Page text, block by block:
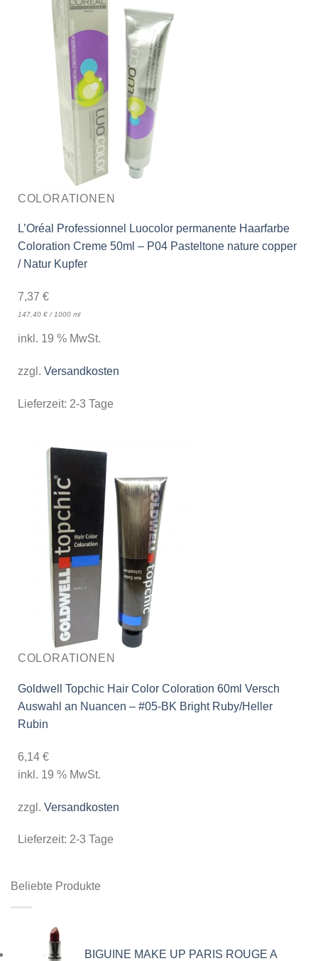
COLORATIONEN
L’Oréal Professionnel Luocolor permanente Haarfarbe
Coloration Creme 50ml – P04 Pasteltone nature copper
/ Natur Kupfer
7,37 €
147,40 €/1000 ml
inkl. 19 % MwSt.
zzgl. Versandkosten
Lieferzeit: 2-3 Tage
COLORATIONEN
Goldwell Topchic Hair Color Coloration 60ml Versch
Auswahl an Nuancen – #05-BK Bright Ruby/Heller
Rubin
6,14 €
inkl. 19 % MwSt.
zzgl. Versandkosten
Lieferzeit: 2-3 Tage
Beliebte Produkte
BIGUINE MAKE UP PARIS ROUGE A